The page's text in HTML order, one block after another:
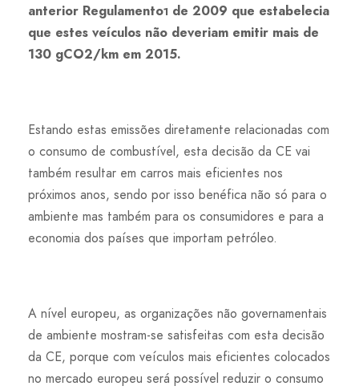
anterior Regulamento1 de 2009 que estabelecia
que estes veículos não deveriam emitir mais de
130 gCO2/km em 2015.
Estando estas emissões diretamente relacionadas com
o consumo de combustível, esta decisão da CE vai
também resultar em carros mais eficientes nos
próximos anos, sendo por isso benéfica não só para o
ambiente mas também para os consumidores e para a
economia dos países que importam petróleo.
A nível europeu, as organizações não governamentais
de ambiente mostram-se satisfeitas com esta decisão
da CE, porque com veículos mais eficientes colocados
no mercado europeu será possível reduzir o consumo